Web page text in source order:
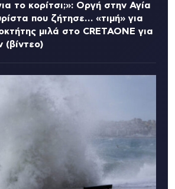
το κορίτσι;»: Οργή στην Αγία
που ζήτησε… «τιμή» για
μιλά στο CRETAONE για
(βίντεο)